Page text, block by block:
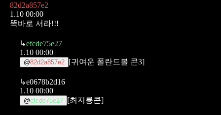
82d2a857e2
1.10 00:00
똑바로 서라!!!
↳efcde75e27
1.10 00:00
@82d2a857e2 [귀여운 폴란드볼 콘3]
↳e0678b2d16
1.10 00:00
@efcde75e27 [최지룡콘]